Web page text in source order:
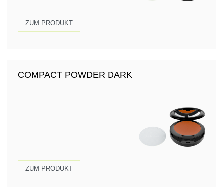
ZUM PRODUKT
COMPACT POWDER DARK
ZUM PRODUKT